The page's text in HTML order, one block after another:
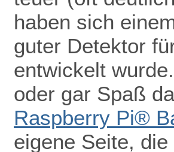
haben sich
guter Detektor
entwickelt
oder gar Spaß
Raspberry Pi®
eigene Seite, die